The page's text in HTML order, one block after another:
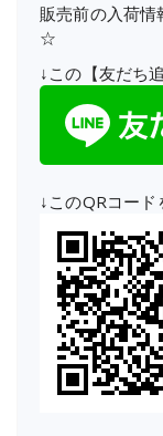
販売前の入荷
☆
↓この【友だち
↓このQRコー